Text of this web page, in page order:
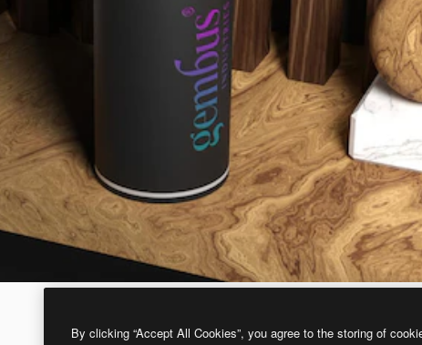
By clicking “Accept All Cookies”, you agree to the storing of